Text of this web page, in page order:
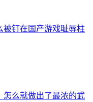
被钉在国产游戏耻辱柱
怎么就做出了最浓的武